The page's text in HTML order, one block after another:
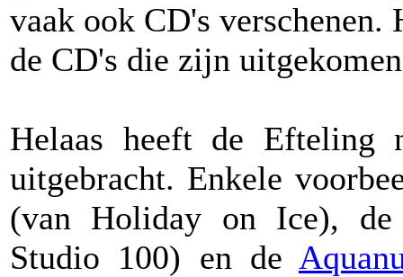
vaak ook CD's
de CD's die zijn
Helaas heeft de Efteling
uitgebracht. Enkele
(van Holiday on Ice),
Studio 100) en de